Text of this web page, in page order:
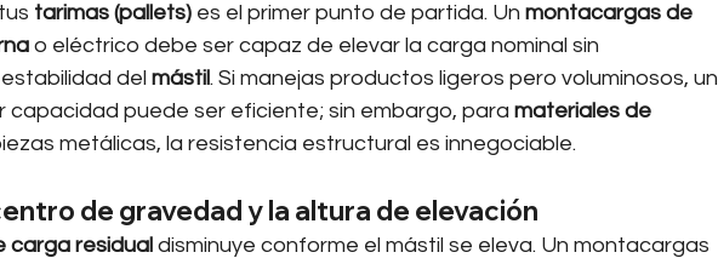
tarimas (pallets) es el primer punto de partida. Un montacargas de
o eléctrico debe ser capaz de elevar la carga nominal sin
del mástil. Si manejas productos ligeros pero voluminosos, un
capacidad puede ser eficiente; sin embargo, para materiales de
metálicas, la resistencia estructural es innegociable.
de gravedad y la altura de elevación
carga residual disminuye conforme el mástil se eleva. Un montacargas